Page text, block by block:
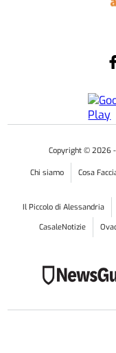
Copyright © 2026
Chi siamo Cosa
Il Piccolo di Alessandria
CasaleNotizie